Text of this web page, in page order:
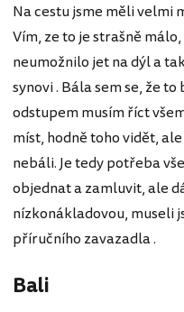
Na cestu jsme měli velmi
Vím, ze to je strašně
neumožnilo jet na dýl a
synovi . Bála sem se, že
odstupem musím říct
míst, hodně toho vidět,
nebáli. Je tedy potřeba
objednat a zamluvit, ale
nízkonákladovou, museli
příručního zavazadla .
Bali